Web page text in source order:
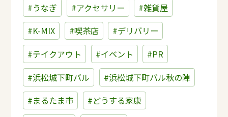
#うなぎ
#アクセサリー
#雑貨屋
#K-MIX
#喫茶店
#デリバリー
#テイクアウト
#イベント
#PR
#浜松城下町バル
#浜松城下町バル秋の陣
#まるたま市
#どうする家康